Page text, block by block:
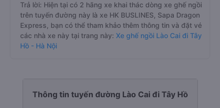
Trả lời: Hiện tại có 2 hãng xe khai thác dòng xe ghế ngồi
trên tuyến đường này là xe HK BUSLINES, Sapa Dragon
Express, bạn có thể tham khảo thêm thông tin và đặt vé
các nhà xe này tại trang này: Xe ghế ngồi Lào Cai đi Tây
Hồ - Hà Nội
Thông tin tuyến đường Lào Cai đi Tây Hồ